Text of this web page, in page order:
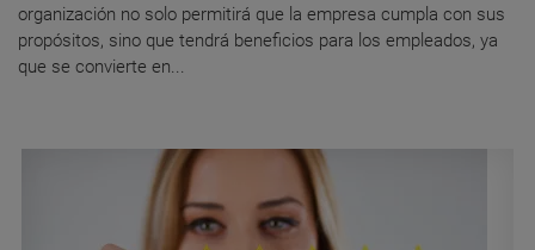
organización no solo permitirá que la empresa cumpla con sus
propósitos, sino que tendrá beneficios para los empleados, ya
que se convierte en...